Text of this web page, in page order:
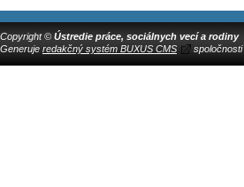
Copyright © Ústredie práce, sociálnych vecí a rodiny
Generuje redakčný systém BUXUS CMS spoločnosti